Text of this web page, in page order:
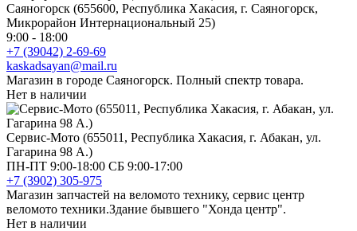
Саяногорск (655600, Республика Хакасия, г. Саяногорск,
Микрорайон Интернациональный 25)
9:00 - 18:00
+7 (39042) 2-69-69
kaskadsayan@mail.ru
Магазин в городе Саяногорск. Полный спектр товара.
Нет в наличии
Сервис-Мото (655011, Республика Хакасия, г. Абакан, ул.
Гагарина 98 А.)
ПН-ПТ 9:00-18:00 СБ 9:00-17:00
+7 (3902) 305-975
Магазин запчастей на веломото технику, сервис центр
веломото техники.Здание бывшего "Хонда центр".
Нет в наличии